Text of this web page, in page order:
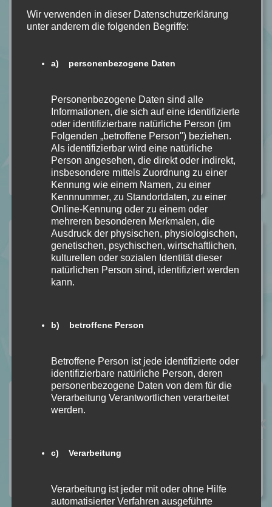
Erschienen:
09.10.2023
Kostenpunkt:19€
Kostenpunkt (Hörbuch / eBook):
#ASONGTORAISEASTORM #FANTASY
#JULIADIPPEL
#ROMANTASY #THIENEMANN-ESSLINGER
Kategorie:ALLGEMEIN,REZENSION Kommentare: 3
Ähnliche Beiträge
Anathema von Keri Lake [Dark Fantasy]
In Rezension
BLOOD – Du sollst bereuen Bd. 2 von S. T. Abby
Vorheriger Beitrag
Nächster Beitrag
Ausgabe von J.K. Rowling [Rereading Buchrezension]
Wir verwenden in dieser Datenschutzerklärung
unter anderem die folgenden Begriffe:
a) personenbezogene Daten
Personenbezogene Daten sind alle
Informationen, die sich auf eine identifizierte
oder identifizierbare natürliche Person (im
Folgenden „betroffene Person") beziehen.
Als identifizierbar wird eine natürliche
Person angesehen, die direkt oder indirekt,
insbesondere mittels Zuordnung zu einer
Kennung wie einem Namen, zu einer
Kennnummer, zu Standortdaten, zu einer
Online-Kennung oder zu einem oder
mehreren besonderen Merkmalen, die
Ausdruck der physischen, physiologischen,
genetischen, psychischen, wirtschaftlichen,
kulturellen oder sozialen Identität dieser
natürlichen Person sind, identifiziert werden
kann.
b) betroffene Person
Betroffene Person ist jede identifizierte oder
identifizierbare natürliche Person, deren
personenbezogene Daten von dem für die
Verarbeitung Verantwortlichen verarbeitet
werden.
c) Verarbeitung
Verarbeitung ist jeder mit oder ohne Hilfe
automatisierter Verfahren ausgeführte